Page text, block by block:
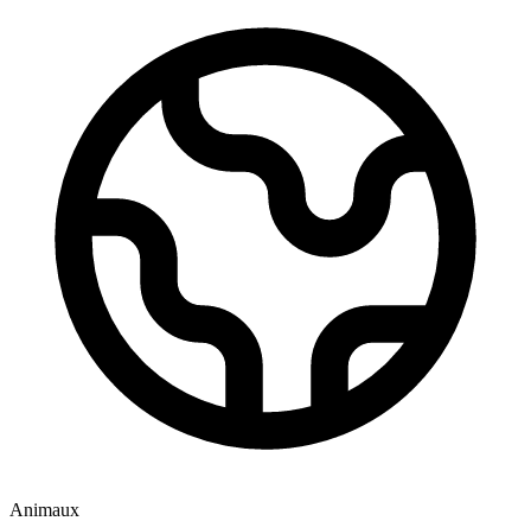
Animaux